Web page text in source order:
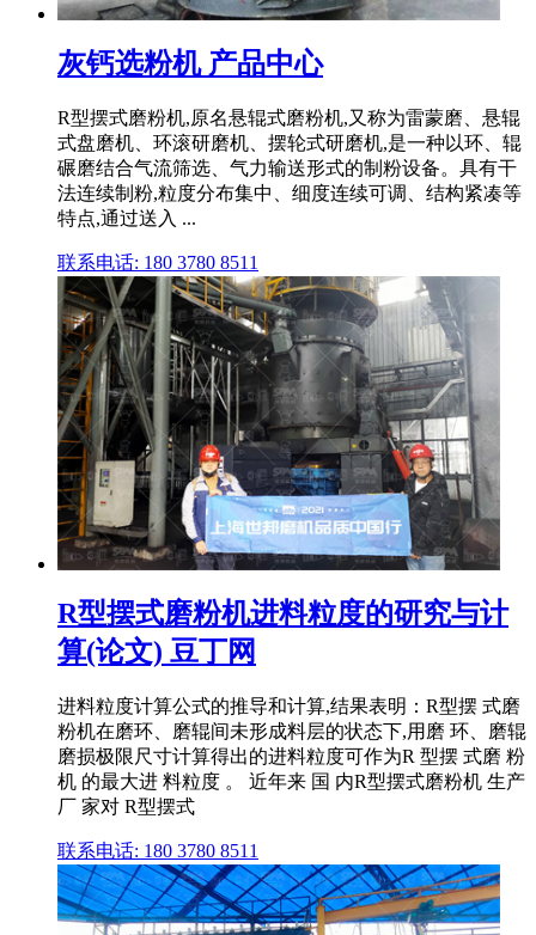
灰钙选粉机 产品中心
R型摆式磨粉机,原名悬辊式磨粉机,又称为雷蒙磨、悬辊
式盘磨机、环滚研磨机、摆轮式研磨机,是一种以环、辊
碾磨结合气流筛选、气力输送形式的制粉设备。具有干
法连续制粉,粒度分布集中、细度连续可调、结构紧凑等
特点,通过送入 ...
联系电话: 180 3780 8511
R型摆式磨粉机进料粒度的研究与计
算(论文) 豆丁网
进料粒度计算公式的推导和计算,结果表明：R型摆 式磨
粉机在磨环、磨辊间未形成料层的状态下,用磨 环、磨辊
磨损极限尺寸计算得出的进料粒度可作为R 型摆 式磨 粉
机 的最大进 料粒度 。 近年来 国 内R型摆式磨粉机 生产
厂 家对 R型摆式
联系电话: 180 3780 8511